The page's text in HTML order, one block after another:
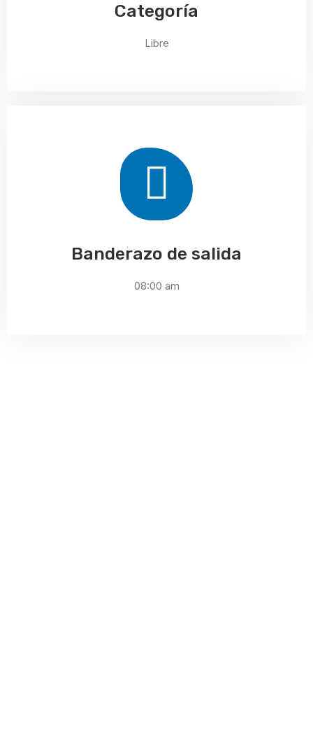
Categoría
Libre
Banderazo de salida
08:00 am